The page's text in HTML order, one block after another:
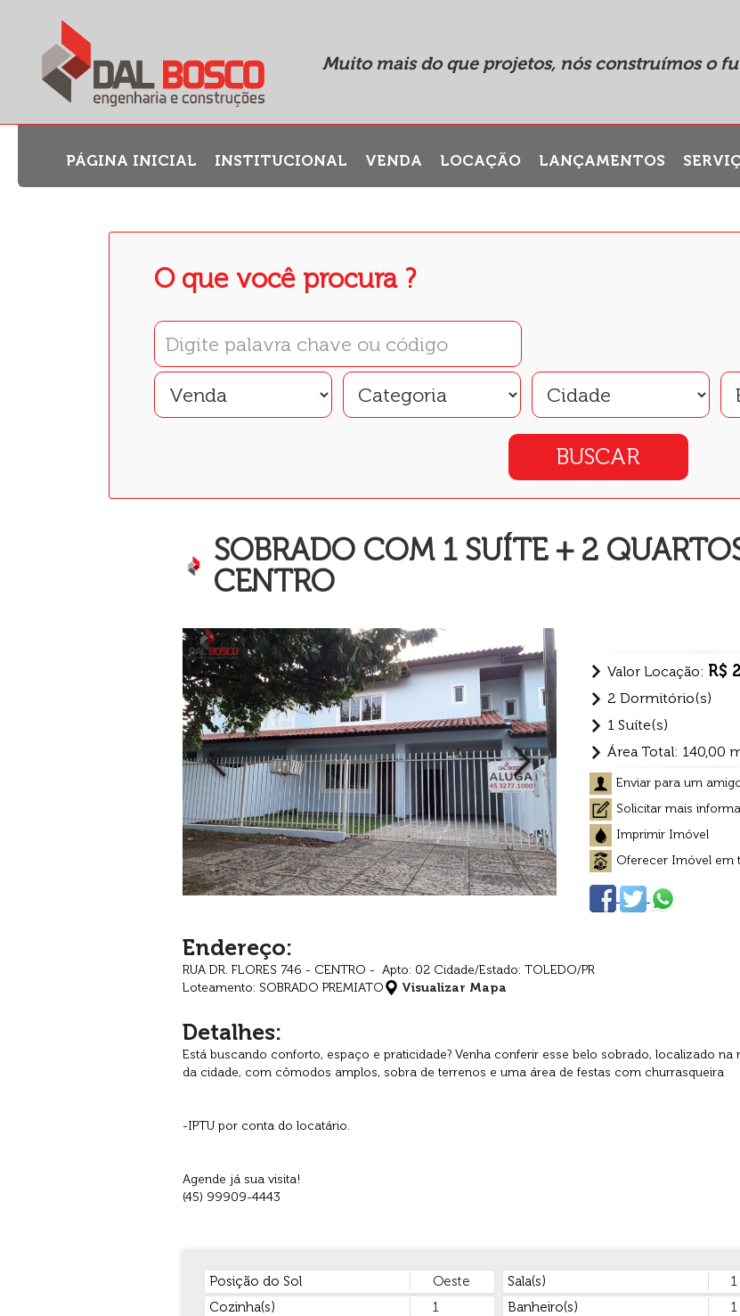
Muito mais do que projetos, nós construímos o
PÁGINA INICIAL INSTITUCIONAL VENDA LOCAÇÃO LANÇAMENTOS
O que você procura ?
SOBRADO COM 1 SUÍTE + 2
CENTRO
Valor Locação: R$
2 Dormitório(s)
1 Suíte(s)
Área Total: 140,00
Enviar para um
Solicitar mais
Imprimir Imóvel
Oferecer Imóvel em
Endereço:
RUA DR. FLORES 746 - CENTRO - Apto: 02 Cidade/Estado: TOLEDO/PR
Loteamento: SOBRADO PREMIATO
Visualizar Mapa
Detalhes:
Está buscando conforto, espaço e praticidade? Venha conferir esse belo sobrado, localizado na
da cidade, com cômodos amplos, sobra de terrenos e uma área de festas com churrasqueira
-IPTU por conta do locatário.
Agende já sua visita!
(45) 99909-4443
Posição do Sol Oeste Sala(s)
1
Cozinha(s)
1 Banheiro(s)
1